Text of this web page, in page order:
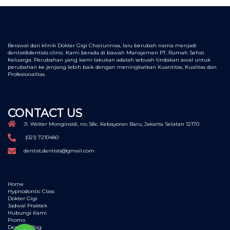
Berawal dari klinik Dokter Gigi Chairunnisa, lalu berubah nama menjadi
dentist&dentists clinic. Kami berada di bawah Manajemen PT. Rumah Sehat
Keluarga. Perubahan yang kami lakukan adalah sebuah tindakan awal untuk
perubahan ke jenjang lebih baik dengan meningkatkan Kuantitas, Kualitas dan
Profesionalitas.
CONTACT US
Jl. Wolter Monginsidi, no. 58c. Kebayoran Baru, Jakarta Selatan 12170
(021) 7210480
dentist.dentists@gmail.com
Home
Hypnodontic Class
Dokter Gigi
Jadwal Praktek
Hubungi Kami
Promo
Dentists Blog